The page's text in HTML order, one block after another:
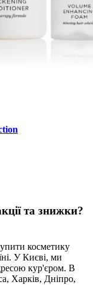
та знижки?
косметику
У Києві, ми
кур'єром. В
Харків, Дніпро,